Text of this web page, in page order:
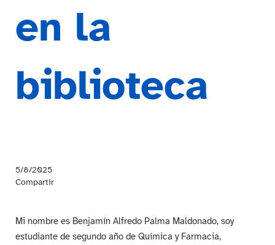
en la
biblioteca
5/8/2025
Compartir
Mi nombre es Benjamín Alfredo Palma Maldonado, soy
estudiante de segundo año de Química y Farmacia,